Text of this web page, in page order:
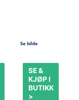
SE &
KJØP I
BUTIKK
>